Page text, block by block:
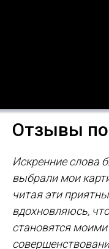
Отзывы
Искренние слова
выбрали мои
читая эти
вдохновляюсь,
становятся